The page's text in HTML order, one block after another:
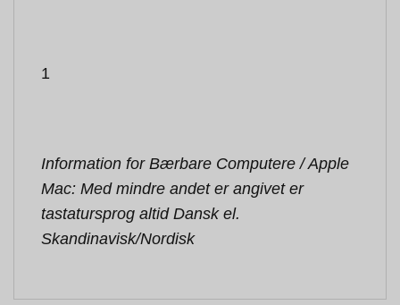
1
Information for Bærbare Computere / Apple
Mac: Med mindre andet er angivet er
tastatursprog altid Dansk el.
Skandinavisk/Nordisk